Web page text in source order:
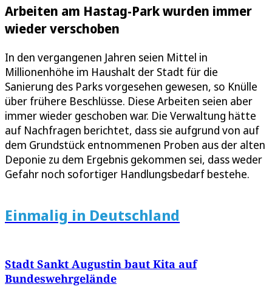
Arbeiten am Hastag-Park wurden immer
wieder verschoben
In den vergangenen Jahren seien Mittel in
Millionenhöhe im Haushalt der Stadt für die
Sanierung des Parks vorgesehen gewesen, so Knülle
über frühere Beschlüsse. Diese Arbeiten seien aber
immer wieder geschoben war. Die Verwaltung hätte
auf Nachfragen berichtet, dass sie aufgrund von auf
dem Grundstück entnommenen Proben aus der alten
Deponie zu dem Ergebnis gekommen sei, dass weder
Gefahr noch sofortiger Handlungsbedarf bestehe.
Einmalig in Deutschland
Stadt Sankt Augustin baut Kita auf
Bundeswehrgelände